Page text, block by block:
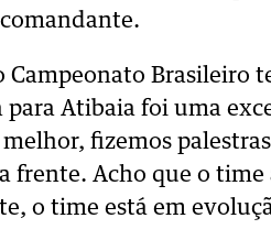
Campeonato Brasileiro
para Atibaia foi uma
fizemos
frente. Acho que o time
o time está em